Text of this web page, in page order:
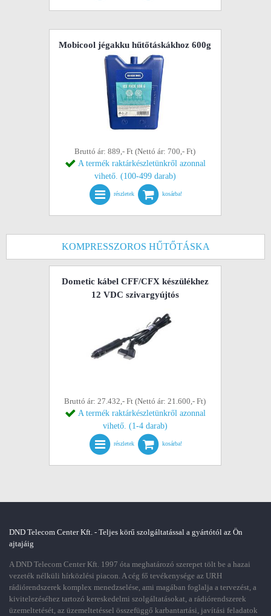
Mobicool jégakku hűtőtáskákhoz 600g
Bruttó ár: 889,- Ft (Nettó ár: 700,- Ft)
A termék raktárkészletünkről azonnal
vihető. (100-499 darab)
részletek kosárba!
KOMPRESSZOROS HŰTŐTÁSKA
Dometic kábel CFF/CFX készülékhez
12 VDC szivargyújtós
Bruttó ár: 27.432,- Ft (Nettó ár: 21.600,- Ft)
A termék raktárkészletünkről azonnal
vihető. (1-4 darab)
részletek kosárba!
DND Telecom Center Kft. - Teljes körű szolgáltatással a gyártótól az Ön
ajtajáig
A DND Telecom Center Kft. 1997 óta meghatározó szerepet tölt be a hazai
vezeték nélküli hírközlési piacon. A cég fő tevékenysége az URH
rádiórendszerek komplex menedzselése, ami magában foglalja a tervezést, a
kivitelezéséhez tartozó kereskedelmi szolgáltatásokat, a rádiórendszerek
üzemeltetését, az üzemeltetéssel összefüggő karbantartási, javítási feladatok